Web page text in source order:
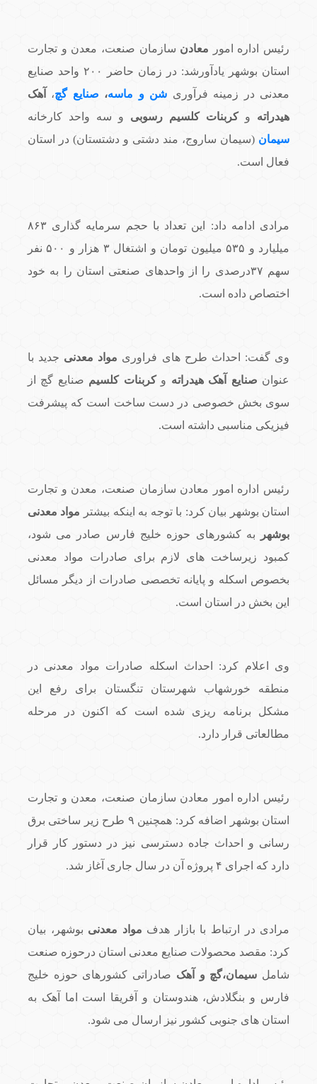
رئیس اداره امور معادن سازمان صنعت، معدن و تجارت
استان بوشهر یادآورشد: در زمان حاضر ۲۰۰ واحد صنایع
معدنی در زمینه فرآوری شن و ماسه، صنایع گچ،
آهک
هیدراته وکربنات کلسیم رسوبی و سه واحد کارخانه
سیمان (سیمان ساروج، مند دشتی و دشتستان) در استان
فعال است.
مرادی ادامه داد: این تعداد با حجم سرمایه گذاری ۸۶۳
میلیارد و ۵۳۵ میلیون تومان و اشتغال ۳ هزار و ۵۰۰ نفر
سهم ۳۷درصدی را از واحدهای صنعتی استان را به خود
اختصاص داده است.
وی گفت: احداث طرح های فراوری مواد معدنی جدید با
عنوان صنایع آهک هیدراته وکربنات کلسیم صنایع گچ از
سوی بخش خصوصی در دست ساخت است که پیشرفت
فیزیکی مناسبی داشته است.
رئیس اداره امور معادن سازمان صنعت، معدن و تجارت
استان بوشهر بیان کرد: با توجه به اینکه بیشتر مواد معدنی
بوشهر
به کشورهای حوزه خلیج فارس صادر می شود،
کمبود زیرساخت های لازم برای صادرات مواد معدنی
بخصوص اسکله و پایانه تخصصی صادرات از دیگر مسائل
این بخش در استان است.
وی اعلام کرد: احداث اسکله صادرات مواد معدنی در
منطقه خورشهاب شهرستان تنگستان برای رفع این
مشکل برنامه ریزی شده است که اکنون در مرحله
مطالعاتی قرار دارد.
رئیس اداره امور معادن سازمان صنعت، معدن و تجارت
استان بوشهر اضافه کرد: همچنین ۹ طرح زیر ساختی برق
رسانی و احداث جاده دسترسی نیز در دستور کار قرار
دارد که اجرای ۴ پروژه آن در سال جاری آغاز شد.
مرادی در ارتباط با بازار هدف مواد معدنی بوشهر، بیان
کرد: مقصد محصولات صنایع معدنی استان درحوزه صنعت
شامل سیمان،گچ و آهک صادراتی کشورهای حوزه خلیج
فارس و بنگلادش، هندوستان و آفریقا است اما آهک به
استان های جنوبی کشور نیز ارسال می شود.